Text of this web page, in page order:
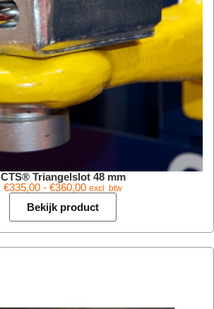
CTS® Triangelslot 48 mm
€335,00 - €360,00 excl. btw
Bekijk product